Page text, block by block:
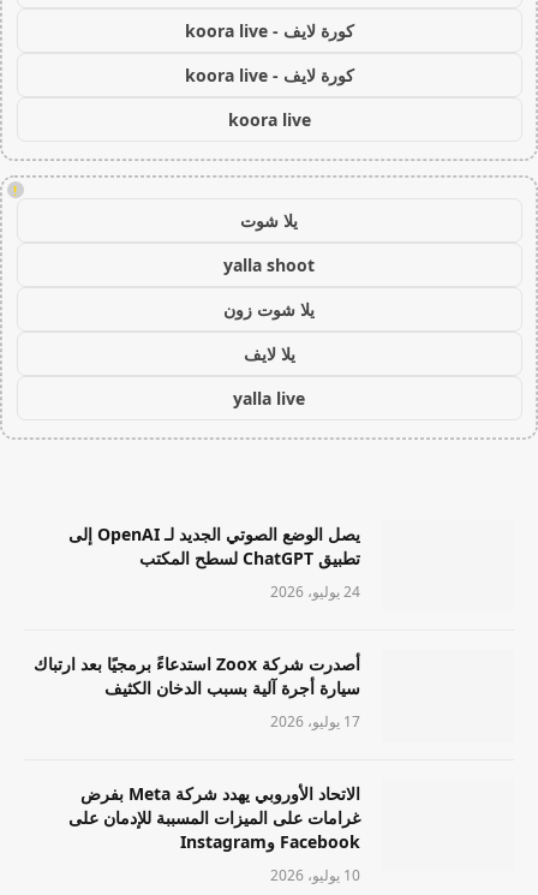
كورة لايف - koora live
كورة لايف - koora live
koora live
!
يلا شوت
yalla shoot
يلا شوت زون
يلا لايف
yalla live
يصل الوضع الصوتي الجديد لـ OpenAI إلى
تطبيق ChatGPT لسطح المكتب
24 يوليو، 2026
أصدرت شركة Zoox استدعاءً برمجيًا بعد ارتباك
سيارة أجرة آلية بسبب الدخان الكثيف
17 يوليو، 2026
الاتحاد الأوروبي يهدد شركة Meta بفرض
غرامات على الميزات المسببة للإدمان على
Facebook وInstagram
10 يوليو، 2026